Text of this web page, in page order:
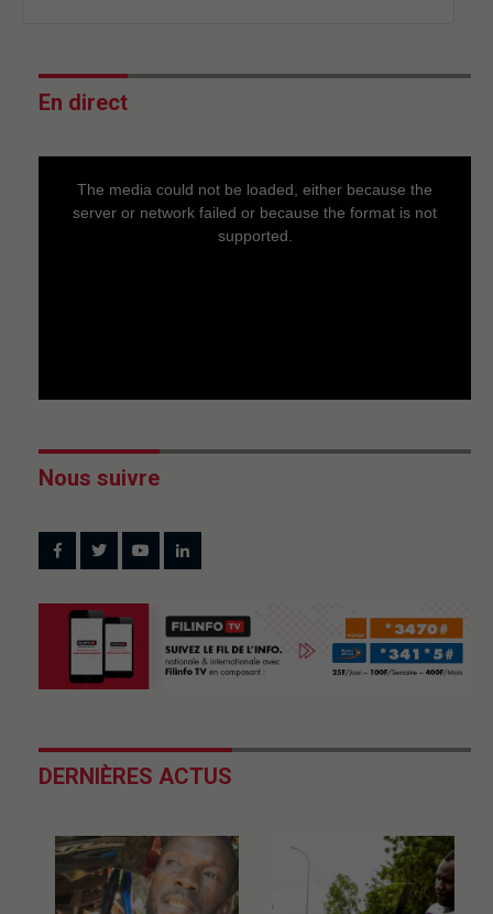
En direct
The media could not be loaded, either because the
server or network failed or because the format is not
supported.
Nous suivre
DERNIÈRES ACTUS